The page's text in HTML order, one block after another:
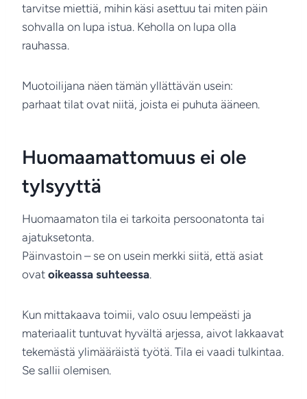
tarvitse miettiä, mihin käsi asettuu tai miten päin
sohvalla on lupa istua. Keholla on lupa olla
rauhassa.
Muotoilijana näen tämän yllättävän usein:
parhaat tilat ovat niitä, joista ei puhuta ääneen.
Huomaamattomuus ei ole
tylsyyttä
Huomaamaton tila ei tarkoita persoonatonta tai
ajatuksetonta.
Päinvastoin – se on usein merkki siitä, että asiat
ovat oikeassa suhteessa.
Kun mittakaava toimii, valo osuu lempeästi ja
materiaalit tuntuvat hyvältä arjessa, aivot lakkaavat
tekemästä ylimääräistä työtä. Tila ei vaadi tulkintaa.
Se sallii olemisen.